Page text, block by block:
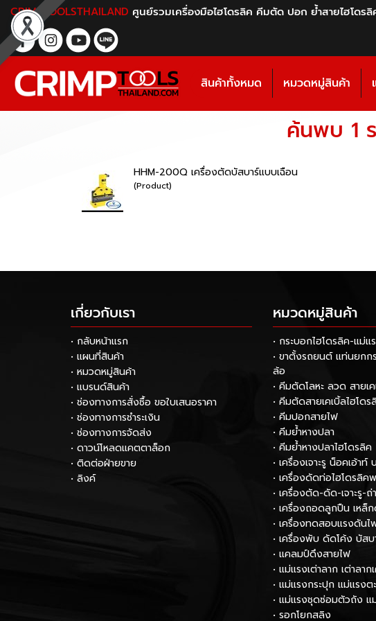
CRIMPTOOLSTHAILAND ศูนย์รวมเครื่องมือไฮโดรลิค คีมตัด ปอก ย้ำสายไฮโด
สินค้าทั้งหมด หมวดหมู่สินค้า
ค้นพบ 1
HHM-200Q เครื่องตัดบัสบาร์แบบเฉือน
(Product)
เกี่ยวกับเรา
• กลับหน้าแรก
• แผนที่สินค้า
• หมวดหมู่สินค้า
• แบรนด์สินค้า
• ช่องทางการสั่งซื้อ ขอใบเสนอราคา
• ช่องทางการชำระเงิน
• ช่องทางการจัดส่ง
• ดาวน์โหลดแคตตาล็อก
• ติดต่อฝ่ายขาย
• ลิงค์
หมวดหมู่สินค้า
• กระบอกไฮโดรลิค-แม่แ
• ขาตั้งรถยนต์ แท่นยกก
ล้อ
• คีมตัดโลหะ ลวด สายเ
• คีมตัดสายเคเบิ้ลไฮโดร
• คีมปอกสายไฟ
• คีมย้ำหางปลา
• คีมย้ำหางปลาไฮโดรลิค
• เครื่องเจาะรู น็อคเอ้า
• เครื่องดัดท่อไฮโดรลิค
• เครื่องตัด-ดัด-เจาะรู-ถ่
• เครื่องถอดลูกปืน เห
• เครื่องทดสอบแรงดันไ
• เครื่องพับ ดัดโค้ง บัสบ
• แคลมป์ดึงสายไฟ
• แม่แรงเต่าลาก เต่าลา
• แม่แรงกระปุก แม่แรงต
• แม่แรงชุดซ่อมตัวถัง แ
• รอกโยกสลิง